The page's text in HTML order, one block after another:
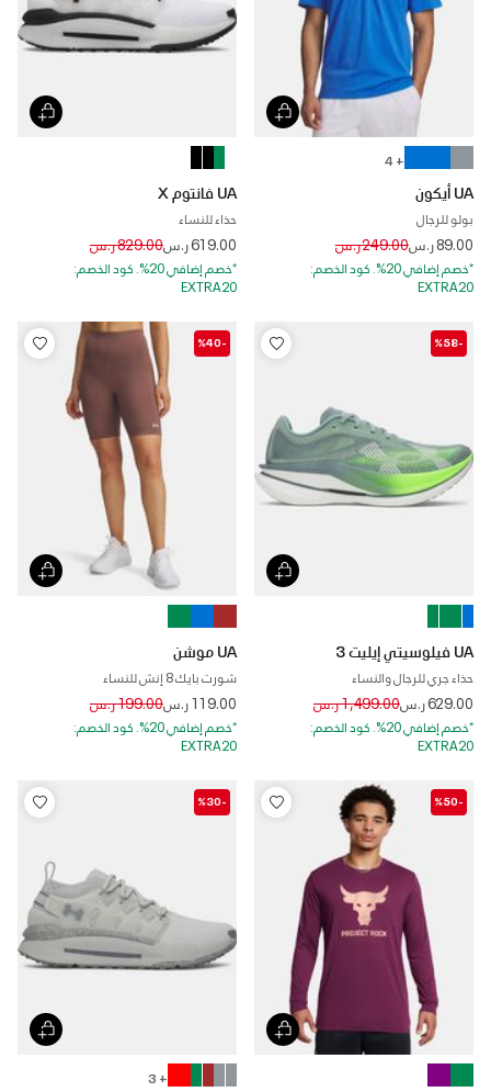
+ 4
UA أيكون
بولو للرجال
89.00 ر.س Price reduced from
249.00 ر.س to
*خصم إضافي 20%. كود الخصم:
EXTRA20
UA فانتوم X
حذاء للنساء
619.00 ر.س Price reduced from
829.00 ر.س to
*خصم إضافي 20%. كود الخصم:
EXTRA20
-%58
UA فيلوسيتي إيليت 3
حذاء جري للرجال والنساء
629.00 ر.س Price reduced from
1,499.00 ر.س to
*خصم إضافي 20%. كود الخصم:
EXTRA20
-%40
UA موشن
شورت بايك 8 إنش للنساء
119.00 ر.س Price reduced from
199.00 ر.س to
*خصم إضافي 20%. كود الخصم:
EXTRA20
-%50
-%30
+ 3